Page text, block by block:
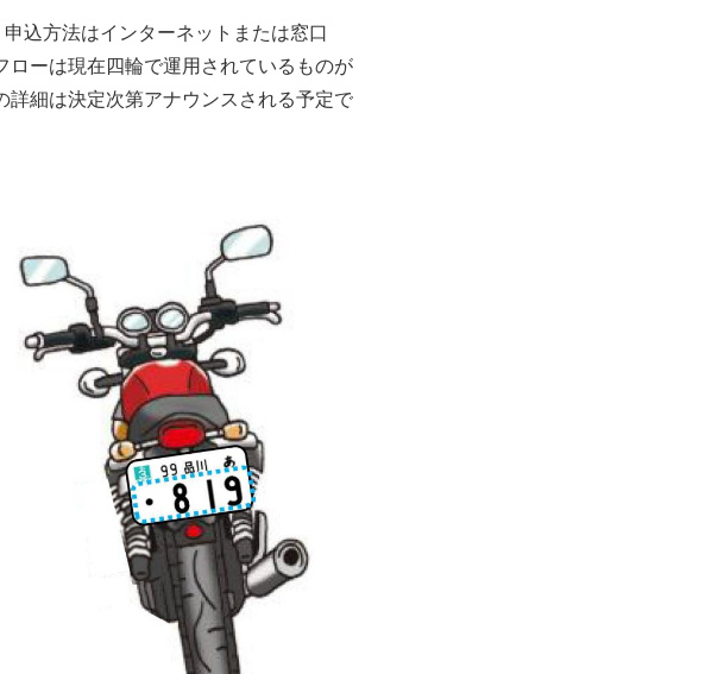
込方法はインターネットまたは窓口
ーは現在四輪で運用されているものが
細は決定次第アナウンスされる予定で